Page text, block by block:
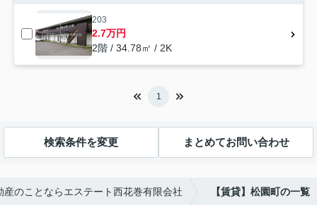
203
2.7万円
2階 / 34.78㎡ / 2K
1
検索条件を変更 まとめてお問い合わせ
産のことならエステート西花巻有限会社 【賃貸】松園町の一覧